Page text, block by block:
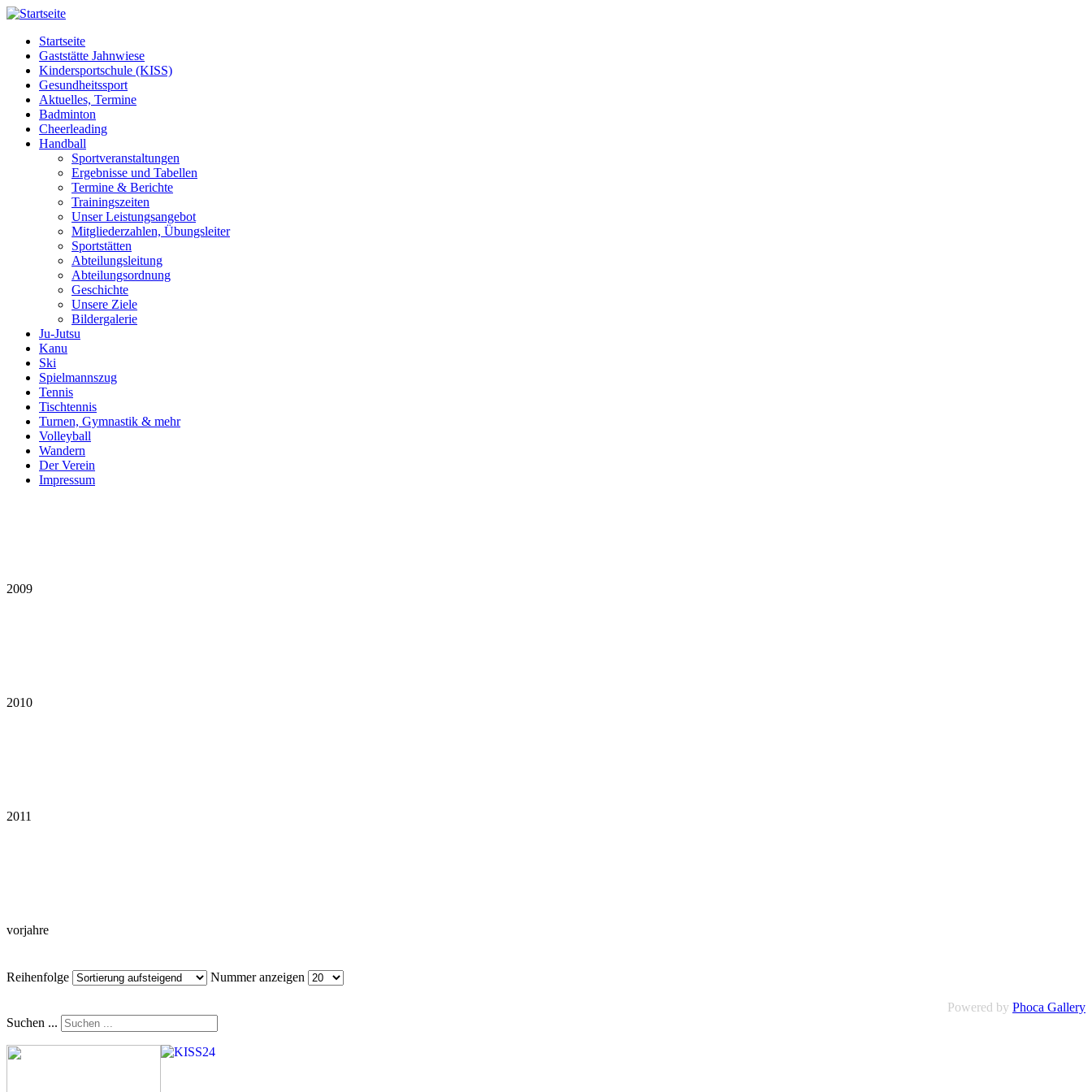
Startseite
Gaststätte Jahnwiese
Kindersportschule (KISS)
Gesundheitssport
Aktuelles, Termine
Badminton
Cheerleading
Handball
Sportveranstaltungen
Ergebnisse und Tabellen
Termine & Berichte
Trainingszeiten
Unser Leistungsangebot
Mitgliederzahlen, Übungsleiter
Sportstätten
Abteilungsleitung
Abteilungsordnung
Geschichte
Unsere Ziele
Bildergalerie
Ju-Jutsu
Kanu
Ski
Spielmannszug
Tennis
Tischtennis
Turnen, Gymnastik & mehr
Volleyball
Wandern
Der Verein
Impressum
2009
2010
2011
vorjahre
Reihenfolge Nummer anzeigen
Powered by Phoca Gallery
Suchen ...